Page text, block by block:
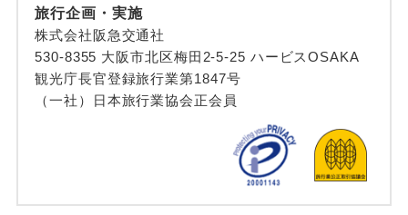
旅行企画・実施
株式会社阪急交通社
530-8355 大阪市北区梅田2-5-25 ハービスOSAKA
観光庁長官登録旅行業第1847号
（一社）日本旅行業協会正会員